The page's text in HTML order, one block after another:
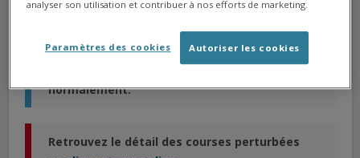
99,8 % des courses sont assurées
normalement.
Retrouvez le détail des courses perturbées
analyser son utilisation et contribuer à nos efforts de marketing.
Autoriser les cookies
Paramètres des cookies